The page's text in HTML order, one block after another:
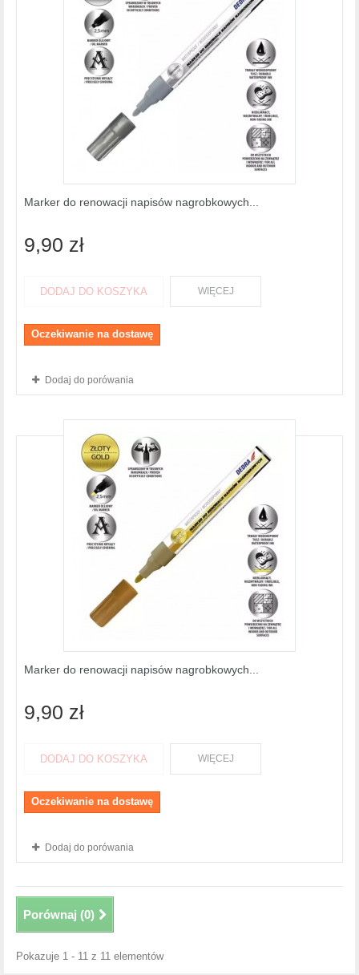
Marker do renowacji napisów nagrobkowych...
9,90 zł
DODAJ DO KOSZYKA WIĘCEJ
Oczekiwanie na dostawę
Dodaj do porówania
Marker do renowacji napisów nagrobkowych...
9,90 zł
DODAJ DO KOSZYKA WIĘCEJ
Oczekiwanie na dostawę
Dodaj do porówania
Porównaj (0)
Pokazuje 1 - 11 z 11 elementów